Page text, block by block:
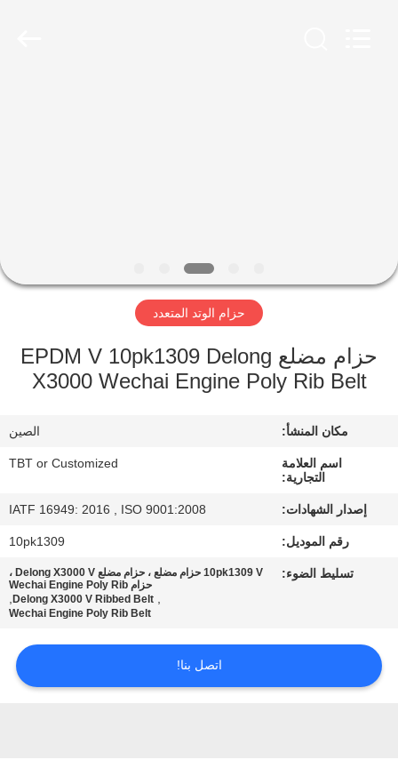
جولة
المعمل
الجودة
اتصل
أخبار
حالات
حزام الوتد المتعدد
حزام مضلع EPDM V 10pk1309 Delong
X3000 Wechai Engine Poly Rib Belt
مكان المنشأ: الصين
اسم العلامة
التجارية:
TBT or Customized
إصدار الشهادات: IATF 16949: 2016 , ISO 9001:2008
رقم الموديل: 10pk1309
تسليط الضوء:
10pk1309 V حزام مضلع ، حزام مضلع Delong X3000 V ،
حزام Wechai Engine Poly Rib
,
Delong X3000 V Ribbed Belt
,
Wechai Engine Poly Rib Belt
اتصل بنا!